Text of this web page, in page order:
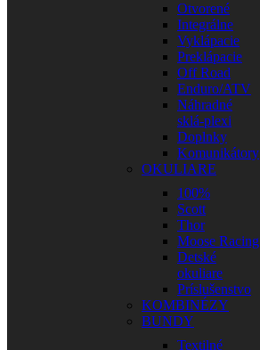
Otvorené
Integrálne
Vyklápacie
Preklápacie
Off Road
Enduro/ATV
Náhradné
sklá-plexi
Doplnky
Komunikátory
OKULIARE
100%
Scott
Thor
Moose Racing
Detské
okuliare
Príslušenstvo
KOMBINÉZY
BUNDY
Textilné